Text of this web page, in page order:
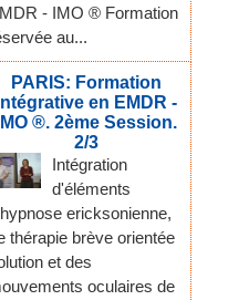
- IMO ® Formation
au...
PARIS: Formation
Intégrative en EMDR -
IMO ®. 2ème Session.
2/3
Intégration
d'éléments
ericksonienne,
thérapie brève orientée
et des
oculaires de